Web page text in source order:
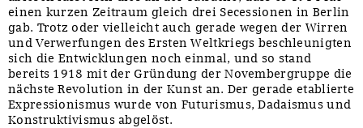
einen kurzen Zeitraum gleich drei Secessionen in Berlin
gab. Trotz oder vielleicht auch gerade wegen der Wirren
und Verwerfungen des Ersten Weltkriegs beschleunigten
sich die Entwicklungen noch einmal, und so stand
bereits 1918 mit der Gründung der Novembergruppe die
nächste Revolution in der Kunst an. Der gerade etablierte
Expressionismus wurde von Futurismus, Dadaismus und
Konstruktivismus abgelöst.